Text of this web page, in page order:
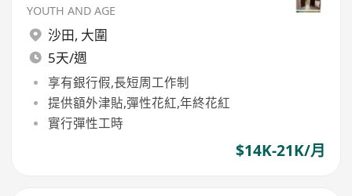
YOUTH AND AGE
沙田, 大圍
5天/週
享有銀行假,長短周工作制
提供額外津貼,彈性花紅,年終花紅
實行彈性工時
$14K-21K/月